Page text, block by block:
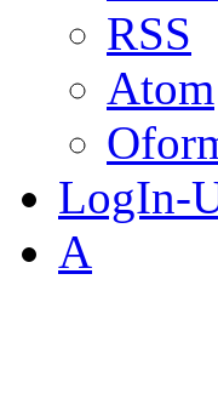
RSS
Atom
LogIn-
A